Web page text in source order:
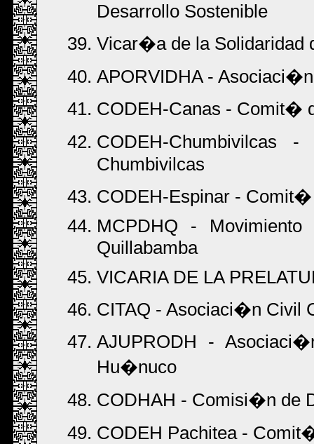
Desarrollo Sostenible
Vicar�a de la Solidaridad
APORVIDHA -
CODEH-Canas - Comit�
CODEH-Chumbivilcas
Chumbivilcas
CODEH-Espinar -
MCPDHQ -
Quillabamba
VICARIA DE LA
CITAQ - Asociaci�n Civil
AJUPRODH -
Hu�nuco
CODHAH - Comisi�n de
CODEH Pachitea -